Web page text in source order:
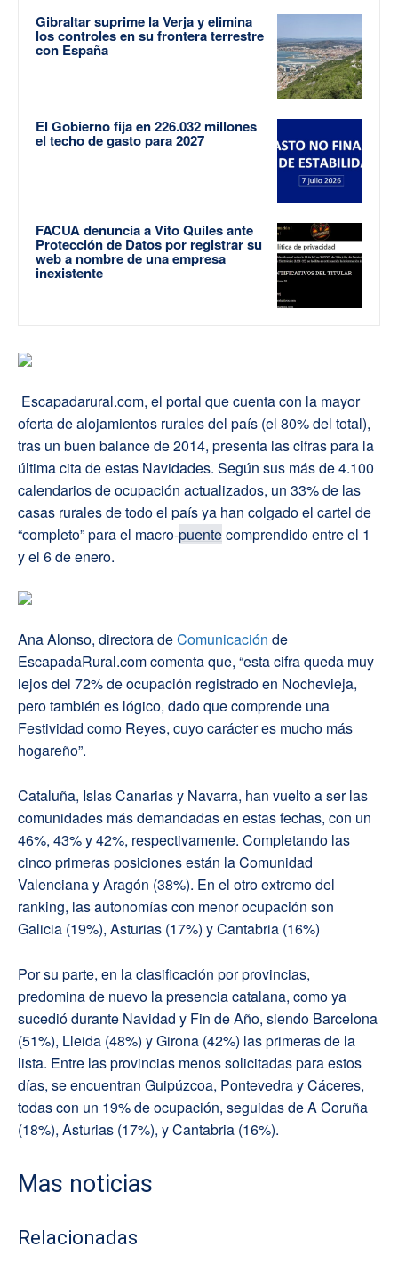
Gibraltar suprime la Verja y elimina
los controles en su frontera terrestre
con España
El Gobierno fija en 226.032 millones
el techo de gasto para 2027
FACUA denuncia a Vito Quiles ante
Protección de Datos por registrar su
web a nombre de una empresa
inexistente
Escapadarural.com, el portal que cuenta con la mayor
oferta de alojamientos rurales del país (el 80% del total),
tras un buen balance de 2014, presenta las cifras para la
última cita de estas Navidades. Según sus más de 4.100
calendarios de ocupación actualizados, un 33% de las
casas rurales de todo el país ya han colgado el cartel de
“completo” para el macro-puentecomprendido entre el 1
y el 6 de enero.
Ana Alonso, directora deComunicación de
EscapadaRural.com comenta que, “esta cifra queda muy
lejos del 72% de ocupación registrado en Nochevieja,
pero también es lógico, dado que comprende una
Festividad como Reyes, cuyo carácter es mucho más
hogareño”.
Cataluña, Islas Canarias y Navarra, han vuelto a ser las
comunidades más demandadas en estas fechas, con un
46%, 43% y 42%, respectivamente. Completando las
cinco primeras posiciones están la Comunidad
Valenciana y Aragón (38%). En el otro extremo del
ranking, las autonomías con menor ocupación son
Galicia (19%), Asturias (17%) y Cantabria (16%)
Por su parte, en la clasificación por provincias,
predomina de nuevo la presencia catalana, como ya
sucedió durante Navidad y Fin de Año, siendo Barcelona
(51%), Lleida (48%) y Girona (42%) las primeras de la
lista. Entre las provincias menos solicitadas para estos
días, se encuentran Guipúzcoa, Pontevedra y Cáceres,
todas con un 19% de ocupación, seguidas de A Coruña
(18%), Asturias (17%), y Cantabria (16%).
Mas noticias
Relacionadas